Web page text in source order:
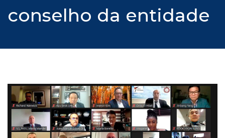
conselho da entidade